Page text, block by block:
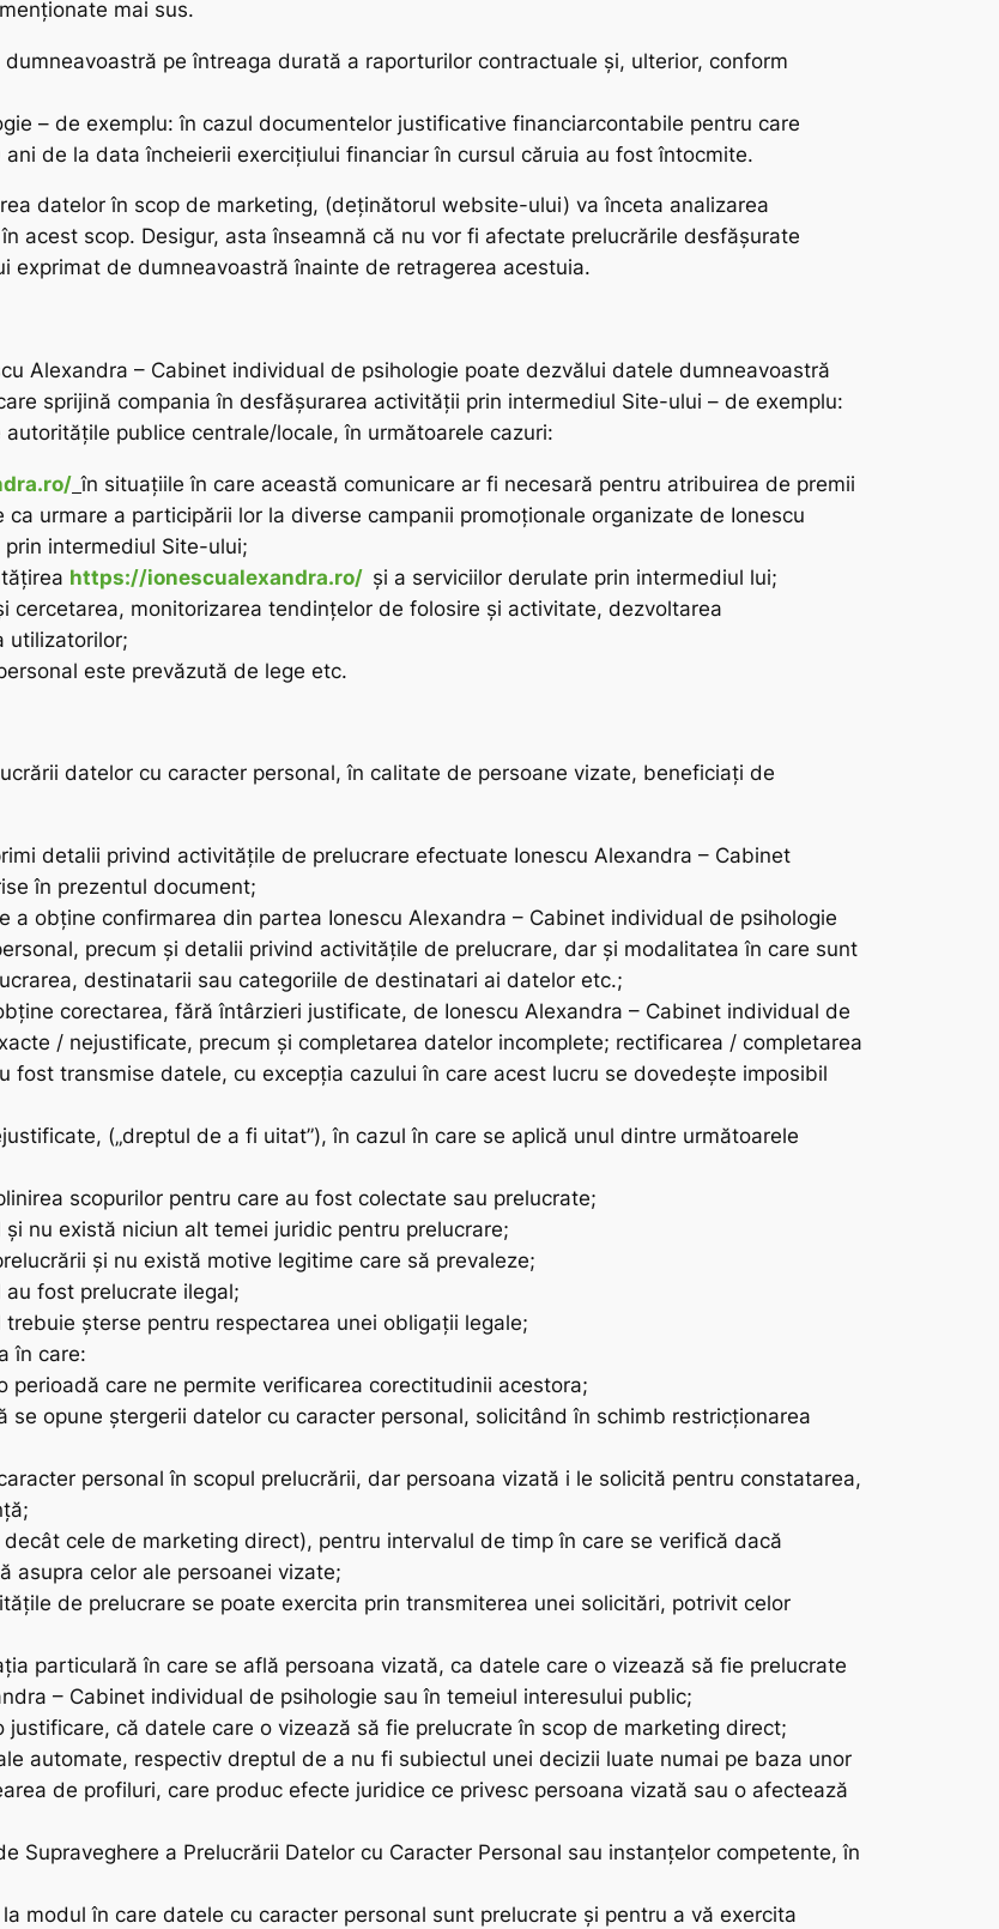
mai sus.
pe întreaga durată a raporturilor contractuale și, ulterior, conform
– de exemplu: în cazul documentelor justificative financiarcontabile pentru care
de la data încheierii exerciţiului financiar în cursul căruia au fost întocmite.
datelor în scop de marketing, (deținătorul website-ului) va înceta analizarea
acest scop. Desigur, asta înseamnă că nu vor fi afectate prelucrările desfășurate
exprimat de dumneavoastră înainte de retragerea acestuia.
Alexandra – Cabinet individual de psihologie poate dezvălui datele dumneavoastră
sprijină compania în desfășurarea activității prin intermediul Site-ului – de exemplu:
publice centrale/locale, în următoarele cazuri:
în situațiile în care această comunicare ar fi necesară pentru atribuirea de premii
urmare a participării lor la diverse campanii promoționale organizate de Ionescu
intermediul Site-ului;
https://ionescualexandra.ro/ și a serviciilor derulate prin intermediul lui;
cercetarea, monitorizarea tendințelor de folosire și activitate, dezvoltarea
utilizatorilor;
este prevăzută de lege etc.
datelor cu caracter personal, în calitate de persoane vizate, beneficiați de
detalii privind activitățile de prelucrare efectuate Ionescu Alexandra – Cabinet
în prezentul document;
obține confirmarea din partea Ionescu Alexandra – Cabinet individual de psihologie
precum și detalii privind activitățile de prelucrare, dar și modalitatea în care sunt
destinatarii sau categoriile de destinatari ai datelor etc.;
corectarea, fără întârzieri justificate, de Ionescu Alexandra – Cabinet individual de
/ nejustificate, precum și completarea datelor incomplete; rectificarea / completarea
fost transmise datele, cu excepția cazului în care acest lucru se dovedește imposibil
(„dreptul de a fi uitat”), în cazul în care se aplică unul dintre următoarele
scopurilor pentru care au fost colectate sau prelucrate;
nu există niciun alt temei juridic pentru prelucrare;
și nu există motive legitime care să prevaleze;
fost prelucrate ilegal;
șterse pentru respectarea unei obligații legale;
în care:
care ne permite verificarea corectitudinii acestora;
se opune ștergerii datelor cu caracter personal, solicitând în schimb restricționarea
personal în scopul prelucrării, dar persoana vizată i le solicită pentru constatarea,
cele de marketing direct), pentru intervalul de timp în care se verifică dacă
asupra celor ale persoanei vizate;
de prelucrare se poate exercita prin transmiterea unei solicitări, potrivit celor
particulară în care se află persoana vizată, ca datele care o vizează să fie prelucrate
– Cabinet individual de psihologie sau în temeiul interesului public;
că datele care o vizează să fie prelucrate în scop de marketing direct;
automate, respectiv dreptul de a nu fi subiectul unei decizii luate numai pe baza unor
de profiluri, care produc efecte juridice ce privesc persoana vizată sau o afectează
Supraveghere a Prelucrării Datelor cu Caracter Personal sau instanțelor competente, în
modul în care datele cu caracter personal sunt prelucrate și pentru a vă exercita